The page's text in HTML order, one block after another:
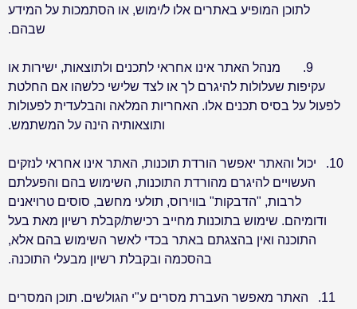
לתוכן המופיע באתרים אלו ל/ימוש, או הסתמכות על המידע
שבהם.
9.
מנהל האתר אינו אחראי לתכנים ולתוצאות, ישירות או
עקיפות שעלולות להיגרם לך או לצד שלישי כלשהו אם החלטת
לפעול על בסיס תכנים אלו. האחריות המלאה והבלעדית לפעולות
ותוצאותיה הינה על המשתמש.
10.
יכול והאתר יאפשר הורדת תוכנות, האתר אינו אחראי לנזקים
העשויים להיגרם מהורדת התוכנות, השימוש בהם והפעלתם
לרבות, "הדבקות" בווירוס, תולעי מחשב, סוסים טרויאנים
ודומיהם. שימוש בתוכנות מחייב רכישת/קבלת רשיון מאת בעל
התוכנה ואין בהצגתם באתר בכדי לאשר השימוש בהם אלא,
בהסכמה ובקבלת רשיון מבעלי התוכנה.
11.
האתר מאפשר העברת מסרים ע"י הגולשים. תוכן המסרים